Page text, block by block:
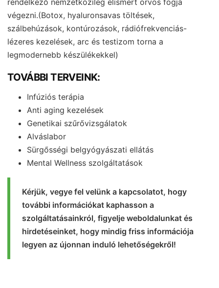
végezni.(Botox, hyaluronsavas töltések,
szálbehúzások, kontúrozások, rádiófrekvenciás-
lézeres kezelések, arc és testizom torna a
legmodernebb készülékekkel)
TOVÁBBI TERVEINK:
Infúziós terápia
Anti aging kezelések
Genetikai szűrővizsgálatok
Alváslabor
Sürgősségi belgyógyászati ellátás
Mental Wellness szolgáltatások
Kérjük, vegye fel velünk a kapcsolatot, hogy
további információkat kaphasson a
szolgáltatásainkról, figyelje weboldalunkat és
hirdetéseinket, hogy mindig friss információja
legyen az újonnan induló lehetőségekről!